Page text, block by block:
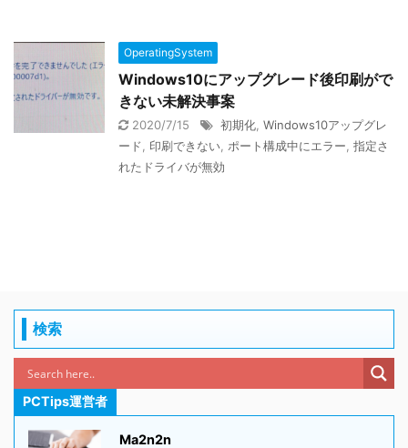
OperatingSystem
Windows10にアップグレード後印刷がで
きない未解決事案
2020/7/15 初期化 Windows10アップグレ
ード
印刷できない ポート構成中にエラー 指定さ
れたドライバが無効
検索
PCTips運営者
Ma2n2n